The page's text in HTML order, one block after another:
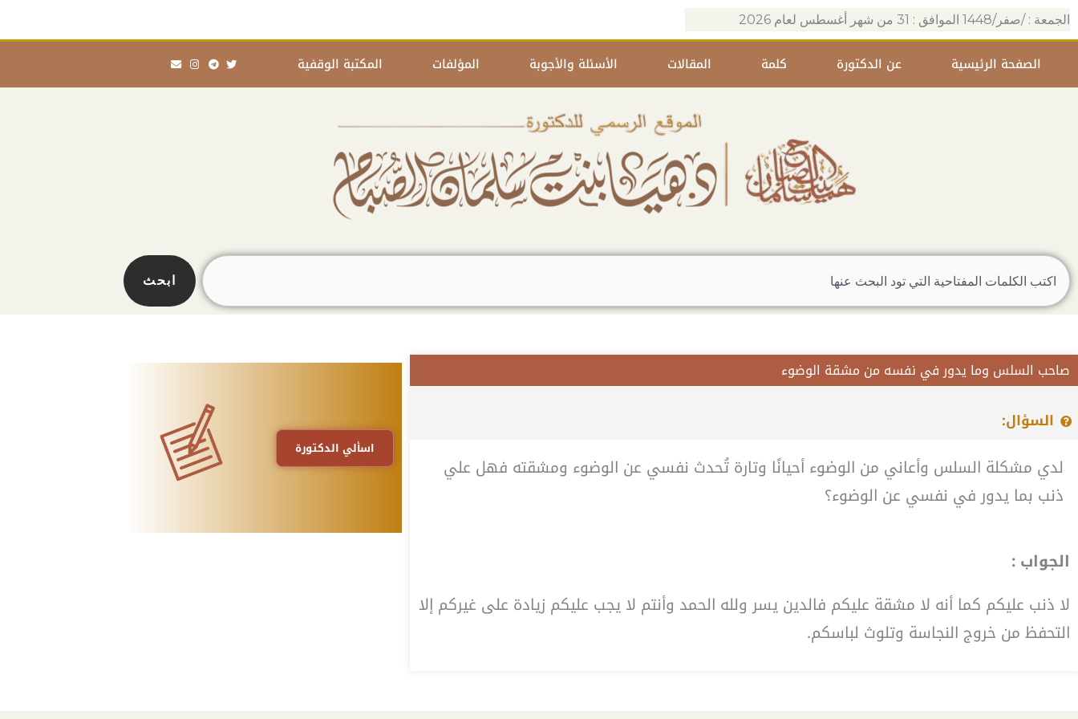
تخطي
المحتوى
الجمعة : /صفر/1448 الموافق : 31 من شهر أغسطس لعام 2026
الصفحة الرئيسية عن الدكتورة كلمة المقالات الأسئلة والأجوبة المؤلفات المكتبة الوقفية Twitter
Telegram
Instagram
Envelope
Search
ابحث
صاحب السلس وما يدور في نفسه من مشقة الوضوء
السؤال:
لدي مشكلة السلس وأعاني من الوضوء أحيانًا وتارة تُحدث نفسي عن الوضوء ومشقته فهل علي
ذنب بما يدور في نفسي عن الوضوء؟
الجواب :
لا ذنب عليكم كما أنه لا مشقة عليكم فالدين يسر ولله الحمد وأنتم لا يجب عليكم زيادة على غيركم إلا
التحفظ من خروج النجاسة وتلوث لباسكم.
اسألي الدكتورة